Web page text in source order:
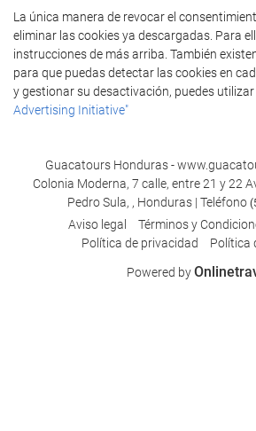
La única manera de revocar el
eliminar las cookies ya descargadas. Para
instrucciones de más arriba. También
para que puedas detectar las cookies en
y gestionar su desactivación, puedes utilizar
Advertising Initiative"
Guacatours Honduras -
Colonia Moderna, 7 calle, entre 21 y 22
Pedro Sula, , Honduras | Teléfono
Aviso legal
Términos y
Polí­tica de privacidad
Política
Powered by